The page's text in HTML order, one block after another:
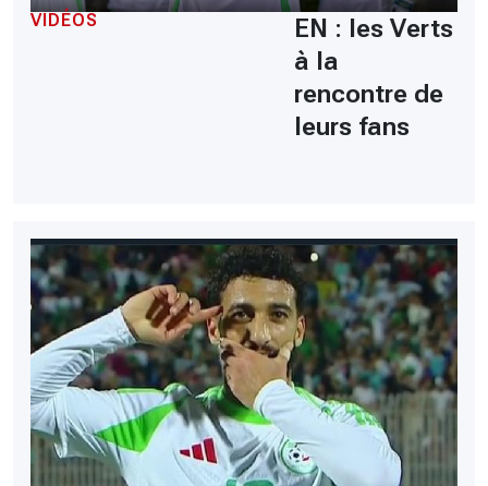
VIDÉOS
EN : les Verts
à la
rencontre de
leurs fans